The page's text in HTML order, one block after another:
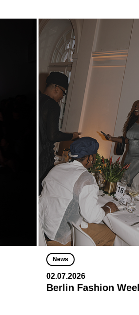
News
02.07.2026
Berlin Fashion